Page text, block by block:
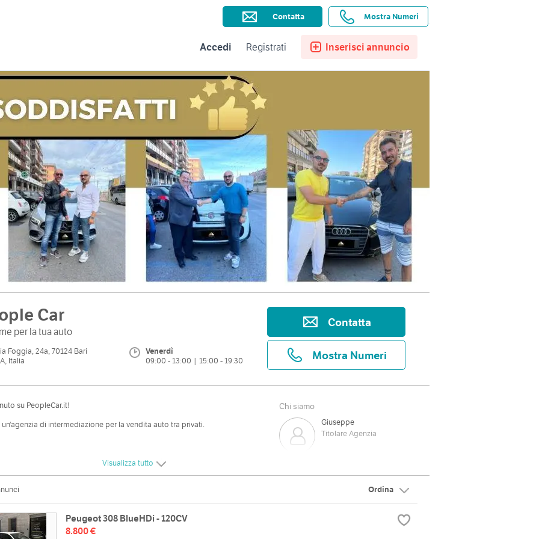
Subito per le Aziende Assistenza Ricerche salvate Preferiti
Accedi Registrati Inserisci annuncio
Contatta Mostra Numeri
Car
per la tua auto
Foggia, 24a, 70124 Bari
Italia
Venerdì
09:00 - 13:00 | 15:00 - 19:30
Contatta
Mostra Numeri
su PeopleCar.it!
di intermediazione per la vendita auto tra privati.
di scoprire i nostri vantaggi e servizi rispetto ai ”tradizionali”
Chi siamo
Giuseppe
Titolare Agenzia
Segretaria Agenzia
Visualizza tutto
Ordina
Peugeot 308 BlueHDi - 120CV
8.800 €